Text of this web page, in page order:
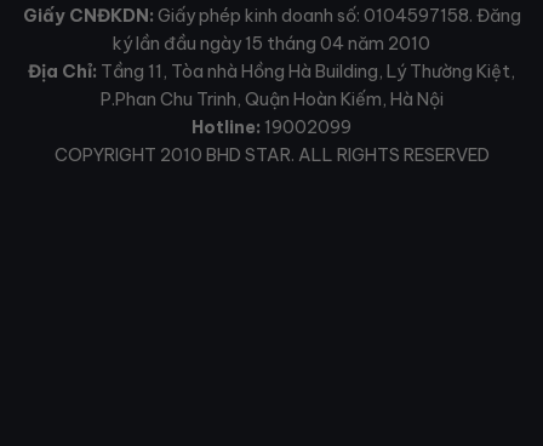
Giấy CNĐKDN: Giấy phép kinh doanh số: 0104597158. Đăng
ký lần đầu ngày 15 tháng 04 năm 2010
Địa Chỉ: Tầng 11, Tòa nhà Hồng Hà Building, Lý Thường Kiệt,
P.Phan Chu Trinh, Quận Hoàn Kiếm, Hà Nội
Hotline: 19002099
COPYRIGHT 2010 BHD STAR. ALL RIGHTS RESERVED